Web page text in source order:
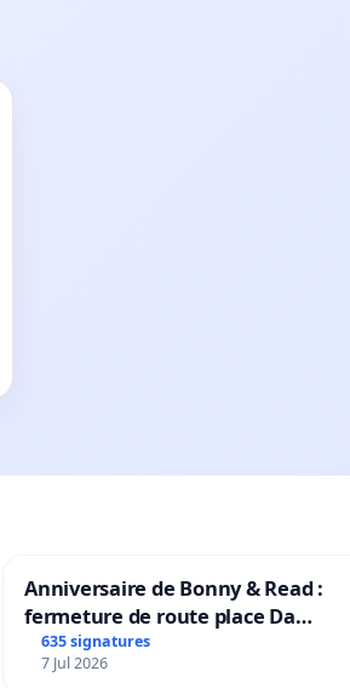
Anniversaire de Bonny & Read :
fermeture de route place Da
Maya M
635 signatures
7 Jul 2026